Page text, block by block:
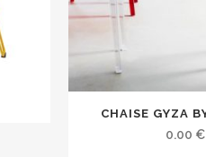
CHAISE GYZA
0.00 €